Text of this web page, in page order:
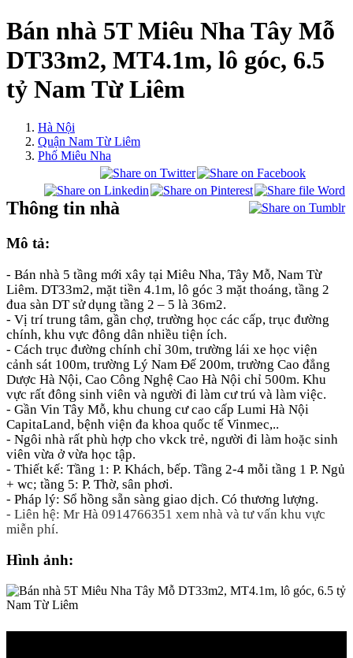
Bán nhà 5T Miêu Nha Tây Mỗ
DT33m2, MT4.1m, lô góc, 6.5
tỷ Nam Từ Liêm
Hà Nội
Quận Nam Từ Liêm
Phố Miêu Nha
Thông tin nhà
Mô tả:
- Bán nhà 5 tầng mới xây tại Miêu Nha, Tây Mỗ, Nam Từ
Liêm. DT33m2, mặt tiền 4.1m, lô góc 3 mặt thoáng, tầng 2
đua sàn DT sử dụng tầng 2 – 5 là 36m2.
- Vị trí trung tâm, gần chợ, trường học các cấp, trục đường
chính, khu vực đông dân nhiều tiện ích.
- Cách trục đường chính chỉ 30m, trường lái xe học viện
cảnh sát 100m, trường Lý Nam Đế 200m, trường Cao đẳng
Dược Hà Nội, Cao Công Nghệ Cao Hà Nội chỉ 500m. Khu
vực rất đông sinh viên và người đi làm cư trú và làm việc.
- Gần Vin Tây Mỗ, khu chung cư cao cấp Lumi Hà Nội
CapitaLand, bệnh viện đa khoa quốc tế Vinmec,..
- Ngôi nhà rất phù hợp cho vkck trẻ, người đi làm hoặc sinh
viên vừa ở vừa học tập.
- Thiết kế: Tầng 1: P. Khách, bếp. Tầng 2-4 mỗi tầng 1 P. Ngủ
+ wc; tầng 5: P. Thờ, sân phơi.
- Pháp lý: Sổ hồng sẵn sàng giao dịch. Có thương lượng.
- Liên hệ: Mr Hà 0914766351 xem nhà và tư vấn khu vực
miễn phí.
Hình ảnh: